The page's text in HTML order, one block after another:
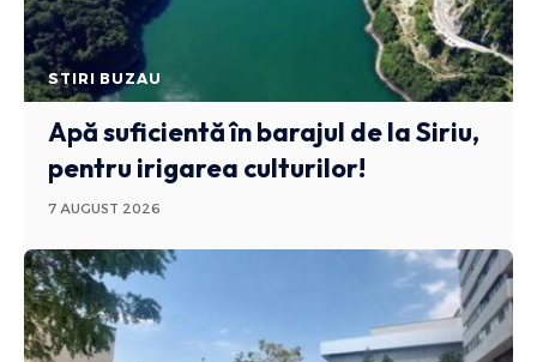
STIRI BUZAU
Apă suficientă în barajul de la Siriu,
pentru irigarea culturilor!
7 AUGUST 2026